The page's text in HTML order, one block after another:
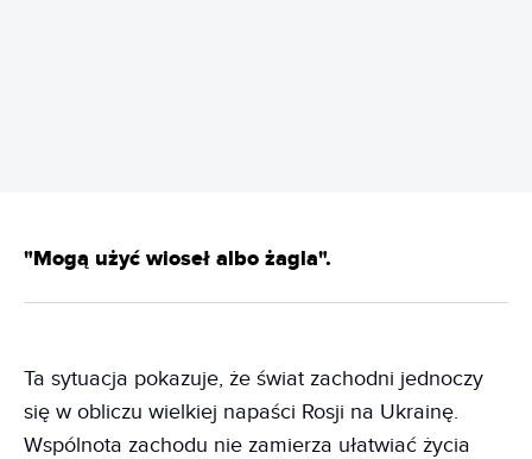
"Mogą użyć wioseł albo żagla".
Ta sytuacja pokazuje, że świat zachodni jednoczy
się w obliczu wielkiej napaści Rosji na Ukrainę.
Wspólnota zachodu nie zamierza ułatwiać życia